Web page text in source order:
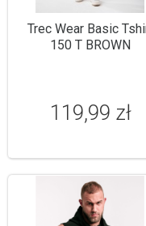
Trec Wear Basic
150 T BROWN
119,99 zł